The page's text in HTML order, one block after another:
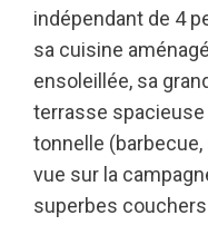
indépendant de 4
sa cuisine
ensoleillée, sa
terrasse spacieuse
tonnelle (barbecue,
vue sur la
superbes